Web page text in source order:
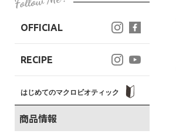
OFFICIAL
RECIPE
はじめてのマクロビオティック
商品情報